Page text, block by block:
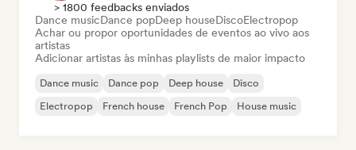
> 1800 feedbacks enviados
Dance musicDance popDeep houseDiscoElectropop
Achar ou propor oportunidades de eventos ao vivo aos
artistas
Adicionar artistas às minhas playlists de maior impacto
Dance music Dance pop Deep house
Disco
Electropop
French house French Pop House music